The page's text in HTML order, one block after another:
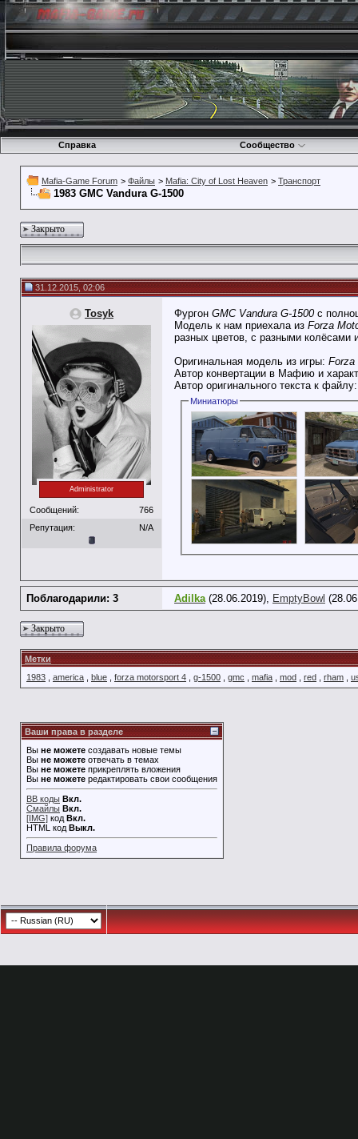
Справка Сообщество
Mafia-Game Forum > Файлы > Mafia: City of Lost Heaven > Транспорт
1983 GMC Vandura G-1500
Закрыто
31.12.2015, 02:06
Tosyk
Administrator
Сообщений:
766
Репутация:
N/A
Фургон GMC Vandura G-1500с
Модель к нам приехала из Forza
разных цветов, с разными колёсами
Оригинальная модель из игры: Forza
Автор конвертации в Мафию и
Автор оригинального текста к
Миниатюры
Поблагодарили: 3 Adilka(28.06.2019), EmptyBowl
Закрыто
Метки
1983
america blue forza motorsport 4 g-1500 gmc mafia mod red rham
Ваши права в разделе
Вы не можете создавать новые темы
Вы не можете отвечать в темах
Вы не можете прикреплять вложения
Вы не можете редактировать свои сообщения
BB коды Вкл.
Смайлы Вкл.
[IMG] код Вкл.
HTML код Выкл.
Правила форума